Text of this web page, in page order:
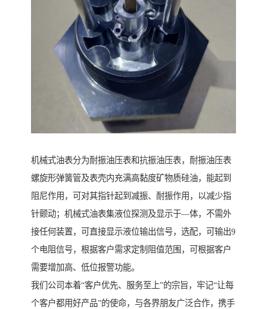
机械式油表分为耐振油压表和抗振油压表，耐振油压表
螺旋形弹簧管及表壳内充满高黏度矿物质硅油，能起到
阻尼作用，可对其指针起到减振、耐振作用，以减少指
针颤动；机械式油表集液位探测及显示于—体，不需外
接任何装置，可直接显示液位输出信号，选配，可输出9
个电阻信号，根据客户需求定制阻值范围，可根据客户
需要增加高、低位报警功能。
我们公司本着“客户优先、服务至上”的宗旨，牢记“让每
个客户都用好产品”的使命，与各界朋友广泛合作，携手